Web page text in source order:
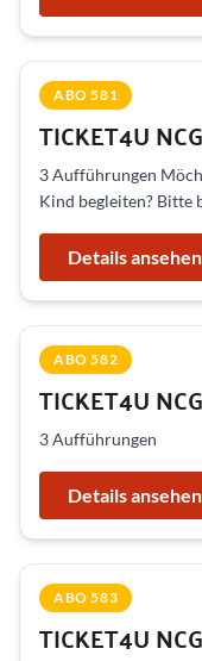
ABO 581
TICKET4U
3 Aufführungen
Kind begleiten? Bitte
Details ansehen
ABO 582
TICKET4U
3 Aufführungen
Details ansehen
ABO 583
TICKET4U